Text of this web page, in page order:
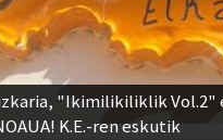
"Ikimilikiliklik Vol.2"
K.E.-ren eskutik